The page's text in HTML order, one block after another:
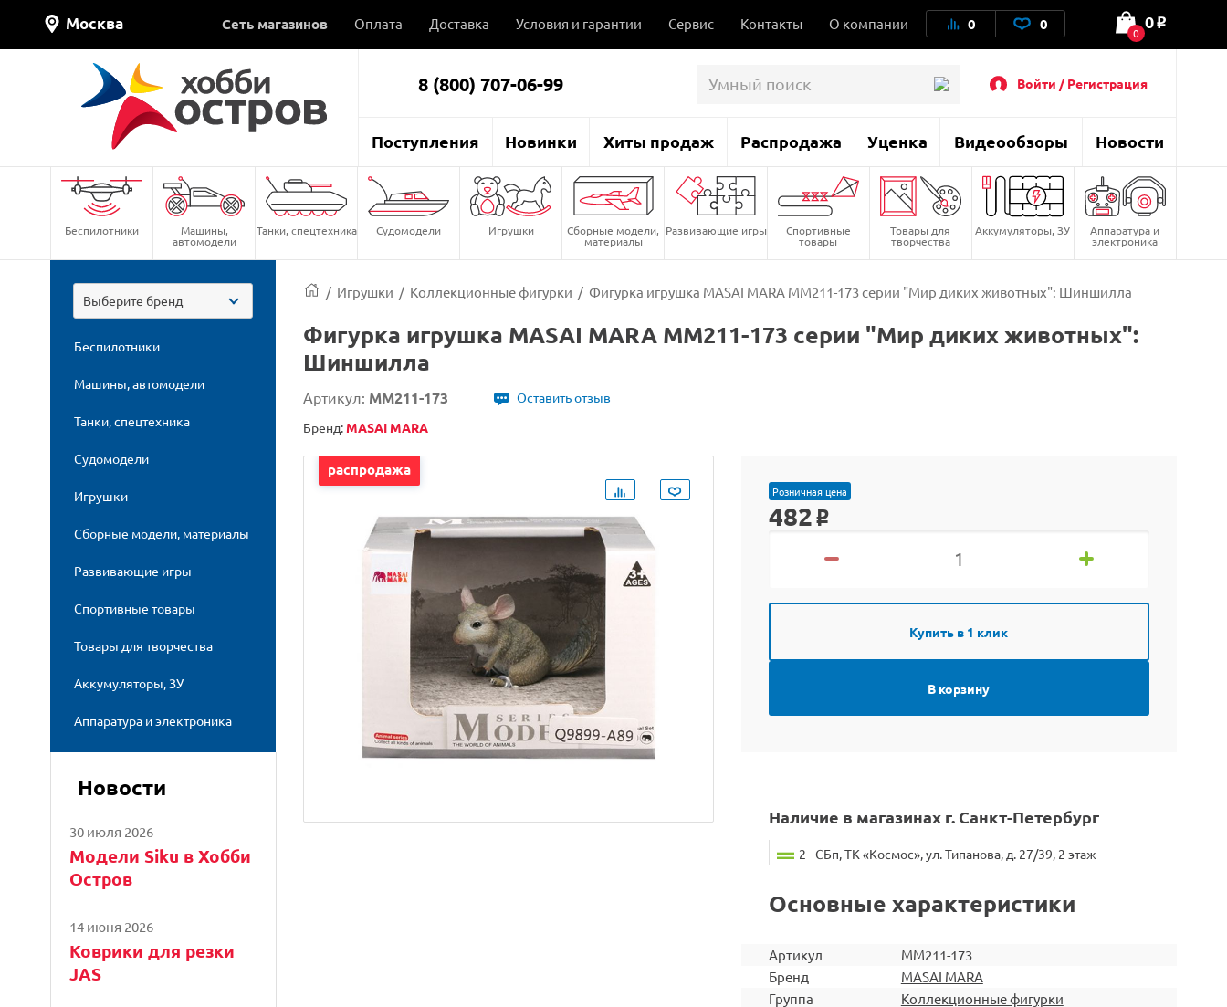
Москва Сеть магазинов Оплата Доставка Условия и гарантии Сервис Контакты О компании 0 0 0
0 o
8 (800) 707-06-99 Войти / Регистрация
Поступления Новинки Хиты продаж Распродажа Уценка Видеообзоры Новости
Беспилотники Машины,
автомодели
Танки, спецтехника Судомодели Игрушки Сборные модели,
материалы
Развивающие игры Спортивные
товары
Товары для
творчества
Аккумуляторы, ЗУ Аппаратура и
электроника
Выберите бренд
Беспилотники
Машины, автомодели
Танки, спецтехника
Судомодели
Игрушки
Сборные модели, материалы
Развивающие игры
Спортивные товары
Товары для творчества
Аккумуляторы, ЗУ
Аппаратура и электроника
Новости
30 июля 2026
Модели Siku в Хобби
Остров
14 июня 2026
Коврики для резки
JAS
/ Игрушки / Коллекционные фигурки / Фигурка игрушка MASAI MARA MM211-173 серии "Мир диких животных": Шиншилла
Фигурка игрушка MASAI MARA MM211-173 серии "Мир диких животных":
Шиншилла
Артикул: MM211-173
Оставить отзыв
Бренд: MASAI MARA
распродажа
Розничная цена
482 o
Купить в 1 клик
В корзину
Наличие в магазинах г. Санкт-Петербург
2 СБп, ТК «Космос», ул. Типанова, д. 27/39, 2 этаж
Основные характеристики
Артикул
MM211-173
Бренд
MASAI MARA
Группа
Коллекционные фигурки